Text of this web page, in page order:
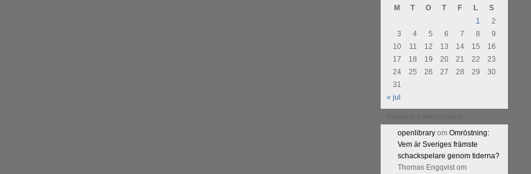
M
T O T F L
S
1
2
3
4 5 6 7 8
9
10
11 12 13 14 15
16
17
18 19 20 21 22
23
24
25 26 27 28 29
30
31
« jul
openlibraryom Omröstning:
Vem är Sveriges främste
schackspelare genom tiderna?
Thomas Engqvistom